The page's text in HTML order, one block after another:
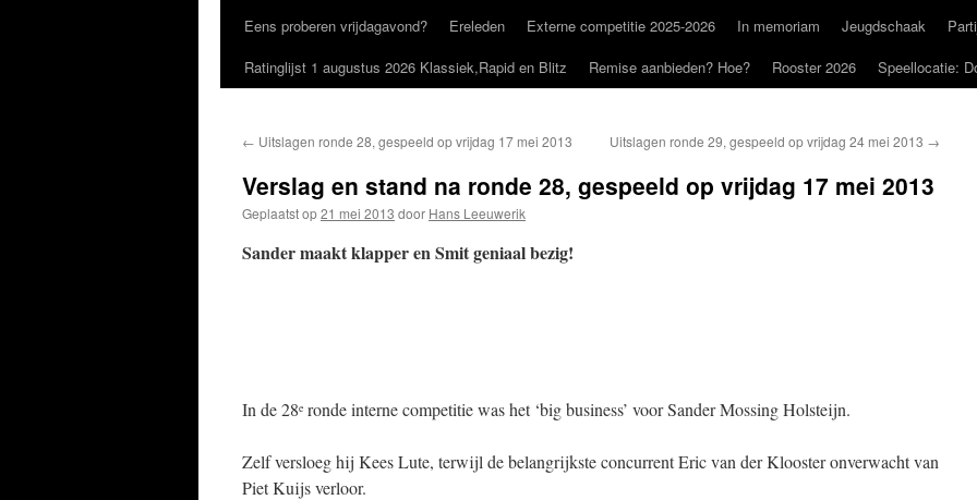
Eens proberen vrijdagavond?
Ereleden Externe competitie 2025-2026 In memoriam Jeugdschaak
Ratinglijst 1 augustus 2026 Klassiek,Rapid en Blitz
Remise aanbieden? Hoe? Rooster 2026 Speellocatie:
← Uitslagen ronde 28, gespeeld op vrijdag 17 mei 2013 Uitslagen ronde 29, gespeeld op vrijdag 24 mei 2013 →
Verslag en stand na ronde 28, gespeeld op vrijdag 17 mei 2013
Geplaatst op21 mei 2013 door Hans Leeuwerik
Sander maakt klapper en Smit geniaal bezig!
In de 28e ronde interne competitie was het ‘big business’ voor Sander Mossing Holsteijn.
Zelf versloeg hij Kees Lute, terwijl de belangrijkste concurrent Eric van der Klooster onverwacht van
Piet Kuijs verloor.